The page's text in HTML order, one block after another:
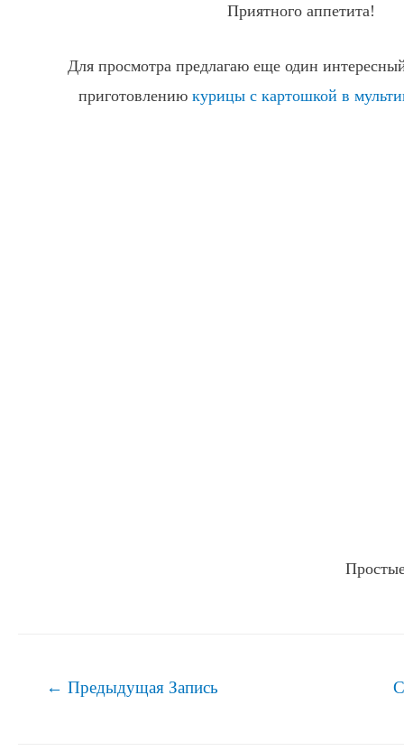
Приятного аппетита!
Для просмотра предлагаю еще один
приготовлению курицы с картошкой в
Навигация
← Предыдущая Запись